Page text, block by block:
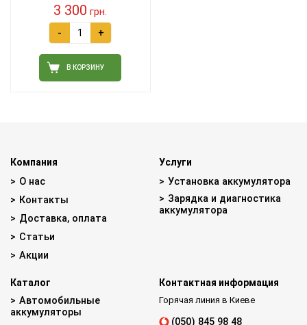
3 300 грн.
- +
В КОРЗИНУ
Компания
О нас
Контакты
Доставка, оплата
Статьи
Акции
Услуги
Установка аккумулятора
Зарядка и диагностика
аккумулятора
Каталог
Автомобильные
аккумуляторы
Контактная информация
Горячая линия в Киеве
(050) 845 98 48